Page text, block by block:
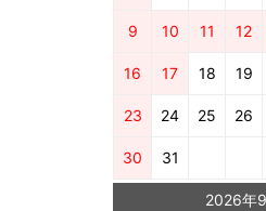
9 10 11 12
16 17 18 19
23 24 25 26
30 31
2026年